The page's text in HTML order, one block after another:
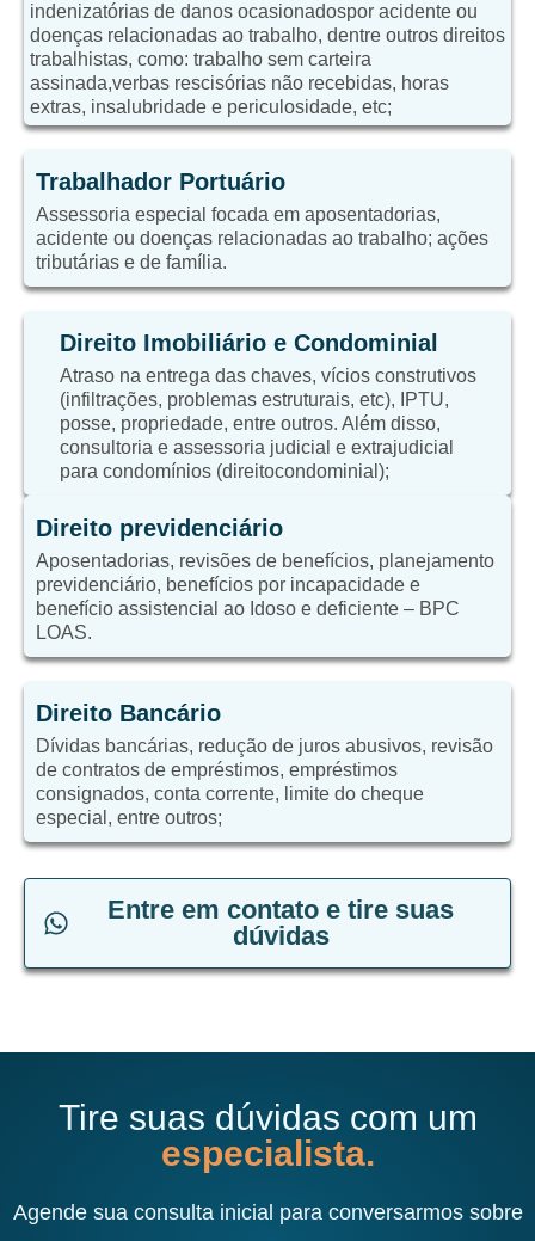
indenizatórias de danos ocasionadospor acidente ou
doenças relacionadas ao trabalho, dentre outros direitos
trabalhistas, como: trabalho sem carteira
assinada,verbas rescisórias não recebidas, horas
extras, insalubridade e periculosidade, etc;
Trabalhador Portuário
Assessoria especial focada em aposentadorias,
acidente ou doenças relacionadas ao trabalho; ações
tributárias e de família.
Direito Imobiliário e Condominial
Atraso na entrega das chaves, vícios construtivos
(infiltrações, problemas estruturais, etc), IPTU,
posse, propriedade, entre outros. Além disso,
consultoria e assessoria judicial e extrajudicial
para condomínios (direitocondominial);
Direito previdenciário
Aposentadorias, revisões de benefícios, planejamento
previdenciário, benefícios por incapacidade e
benefício assistencial ao Idoso e deficiente – BPC
LOAS.
Direito Bancário
Dívidas bancárias, redução de juros abusivos, revisão
de contratos de empréstimos, empréstimos
consignados, conta corrente, limite do cheque
especial, entre outros;
Entre em contato e tire suas
dúvidas
Tire suas dúvidas com um
especialista.
Agende sua consulta inicial para conversarmos sobre